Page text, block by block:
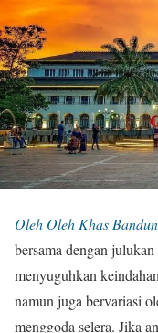
Oleh Oleh Khas
bersama dengan
menyuguhkan
namun juga bervariasi
menggoda selera. Jika